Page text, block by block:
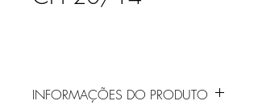
INFORMAÇÕES DO PRODUTO